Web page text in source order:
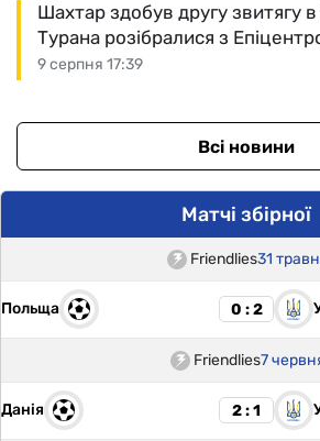
9 серпня 17:39
Шахтар здобув другу звитягу в
Турана розібралися з
Всі новини
Матчі збірної
Friendlies31
Польща 0 : 2
Friendlies7
Данія 2 : 1